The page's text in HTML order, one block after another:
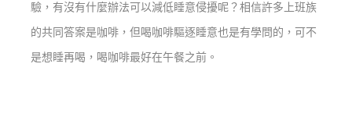
驗，有沒有什麼辦法可以減低睡意侵擾呢？相信許多上班族
的共同答案是咖啡，但喝咖啡驅逐睡意也是有學問的，可不
是想睡再喝，喝咖啡最好在午餐之前。